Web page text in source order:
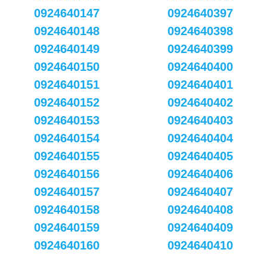
0924640147
0924640148
0924640149
0924640150
0924640151
0924640152
0924640153
0924640154
0924640155
0924640156
0924640157
0924640158
0924640159
0924640160
0924640397
0924640398
0924640399
0924640400
0924640401
0924640402
0924640403
0924640404
0924640405
0924640406
0924640407
0924640408
0924640409
0924640410